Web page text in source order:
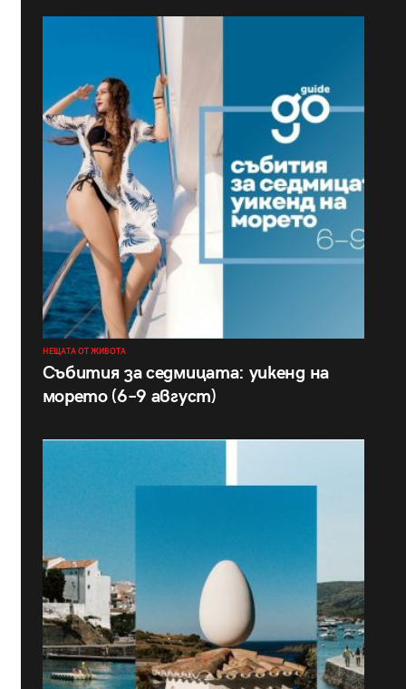
НЕЩАТА ОТ ЖИВОТА
Събития за седмицата: уикенд на
морето (6–9 август)